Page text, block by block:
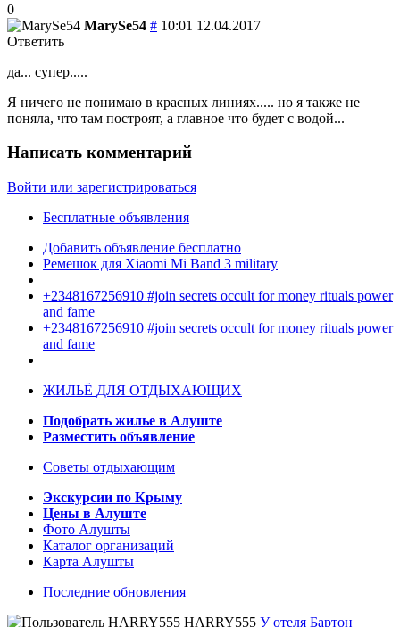
0
MarySe54 # 10:01 12.04.2017
Ответить
​да... супер.....
​Я ничего не понимаю в красных линиях..... но я также не
поняла, что там построят, а главное что будет с водой...
Написать комментарий
Войти или зарегистрироваться
Бесплатные объявления
Добавить объявление бесплатно
Ремешок для Xiaomi Mi Band 3 military
+2348167256910 #join secrets occult for money rituals power
and fame
+2348167256910 #join secrets occult for money rituals power
and fame
ЖИЛЬЁ ДЛЯ ОТДЫХАЮЩИХ
Подобрать жилье в Алуште
Разместить объявление
Советы отдыхающим
Экскурсии по Крыму
Цены в Алуште
Фото Алушты
Каталог организаций
Карта Алушты
Последние обновления
HARRY555 У отеля Бартон